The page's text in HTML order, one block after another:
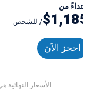
ابتداءً من
$1,185/ للشخص
احجز الآن
* الأسعار